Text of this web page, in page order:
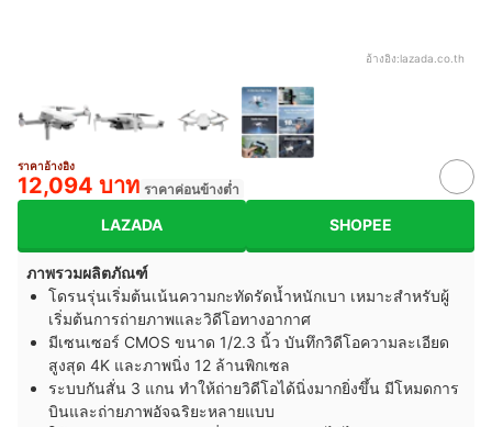
อ้างอิง:lazada.co.th
ราคาอ้างอิง
12,094 บาท ราคาค่อนข้างต่ำ
LAZADA SHOPEE
ภาพรวมผลิตภัณฑ์
โดรนรุ่นเริ่มต้นเน้นความกะทัดรัดน้ำหนักเบา เหมาะสำหรับผู้
เริ่มต้นการถ่ายภาพและวิดีโอทางอากาศ
มีเซนเซอร์ CMOS ขนาด 1/2.3 นิ้ว บันทึกวิดีโอความละเอียด
สูงสุด 4K และภาพนิ่ง 12 ล้านพิกเซล
ระบบกันสั่น 3 แกน ทำให้ถ่ายวิดีโอได้นิ่งมากยิ่งขึ้น มีโหมดการ
บินและถ่ายภาพอัจฉริยะหลายแบบ